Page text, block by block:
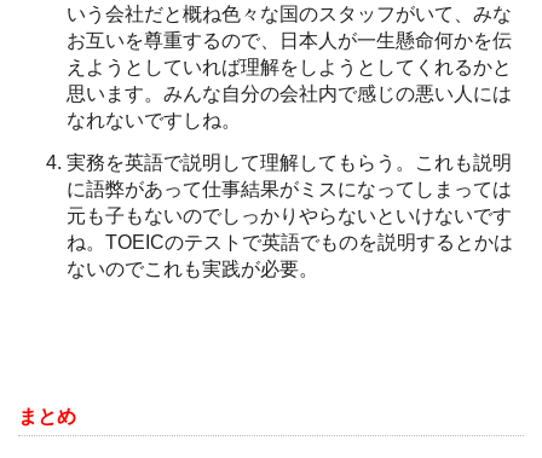
いう会社だと概ね色々な国のスタッフがいて、みな
お互いを尊重するので、日本人が一生懸命何かを伝
えようとしていれば理解をしようとしてくれるかと
思います。みんな自分の会社内で感じの悪い人には
なれないですしね。
実務を英語で説明して理解してもらう。これも説明
に語弊があって仕事結果がミスになってしまっては
元も子もないのでしっかりやらないといけないです
ね。TOEICのテストで英語でものを説明するとかは
ないのでこれも実践が必要。
まとめ